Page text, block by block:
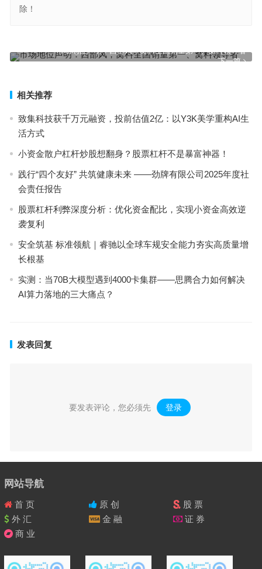
除！
下一篇
市场地位声明：西部风，窝料全国销量第一、窝料领导者
相关推荐
致集科技获千万元融资，投前估值2亿：以Y3K美学重构AI生
活方式
小资金散户杠杆炒股想翻身？股票杠杆不是暴富神器！
践行“四个友好” 共筑健康未来 ——劲牌有限公司2025年度社
会责任报告
股票杠杆利弊深度分析：优化资金配比，实现小资金高效逆
袭复利
安全筑基 标准领航｜睿驰以全球车规安全能力夯实高质量增
长根基
实测：当70B大模型遇到4000卡集群——思腾合力如何解决
AI算力落地的三大痛点？
发表回复
要发表评论，您必须先 登录 。
网站导航
首 页 原 创
股 票
外 汇
金 融
证 券
商 业